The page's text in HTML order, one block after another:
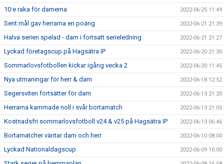
10:e raka för damerna 2022-06-25 11:49
Sent mål gav herrarna en poäng 2022-06-21 21:39
Halva serien spelad - dam i fortsatt serieledning 2022-06-21 21:27
Lyckad företagscup på Hagsätra IP 2022-06-20 21:30
Sommarlovsfotbollen kickar igång vecka 2 2022-06-20 11:45
Nya utmaningar för herr & dam 2022-06-18 12:52
Segersviten fortsätter för dam 2022-06-13 21:20
Herrarna kammade noll i svår bortamatch 2022-06-13 21:05
Kostnadsfri sommarlovsfotboll v24 & v25 på Hagsätra IP 2022-06-13 06:46
Bortamatcher väntar dam och herr 2022-06-10 08:00
Lyckad Nationaldagscup 2022-06-09 10:00